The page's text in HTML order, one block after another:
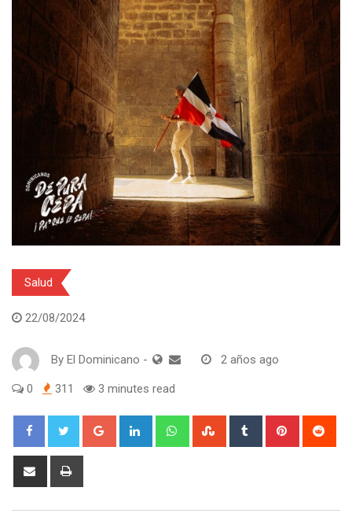
Salud
22/08/2024
By El Dominicano - 2 años ago
0 311 3 minutes read
Google+ LinkedIn WhatsappStumbleUpon
Tumblr Pinterest
Share